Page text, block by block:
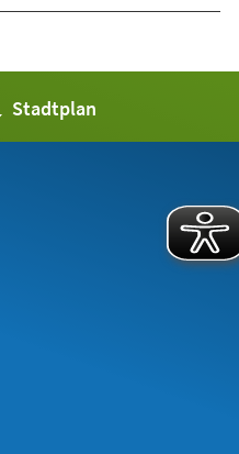
Stadtplan